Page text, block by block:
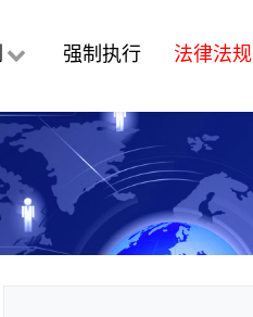
强制执行 法律法规